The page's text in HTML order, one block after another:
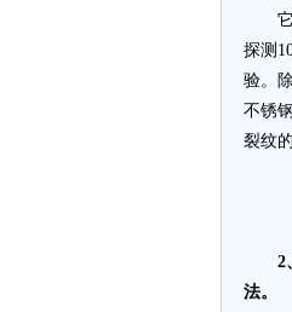
它是
探测
验。
不锈
裂纹
2
法。